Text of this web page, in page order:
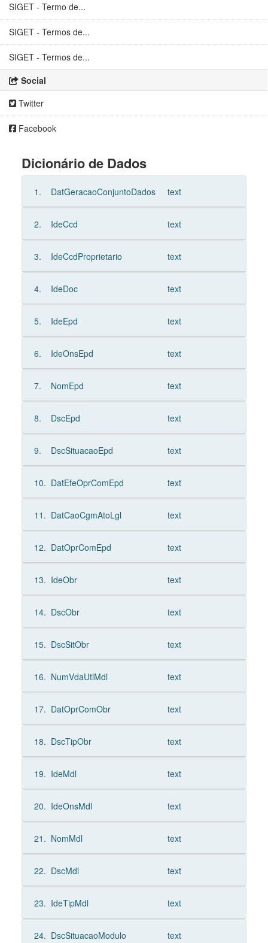
SIGET - Termo de...
SIGET - Termos de...
SIGET - Termos de...
Social
Twitter
Facebook
Dicionário de Dados
1. DatGeracaoConjuntoDados text
2. IdeCcd text
3. IdeCcdProprietario text
4. IdeDoc text
5. IdeEpd text
6. IdeOnsEpd text
7. NomEpd text
8. DscEpd text
9. DscSituacaoEpd text
10. DatEfeOprComEpd text
11. DatCaoCgmAtoLgl text
12. DatOprComEpd text
13. IdeObr text
14. DscObr text
15. DscSitObr text
16. NumVdaUtlMdl text
17. DatOprComObr text
18. DscTipObr text
19. IdeMdl text
20. IdeOnsMdl text
21. NomMdl text
22. DscMdl text
23. IdeTipMdl text
24. DscSituacaoModulo text